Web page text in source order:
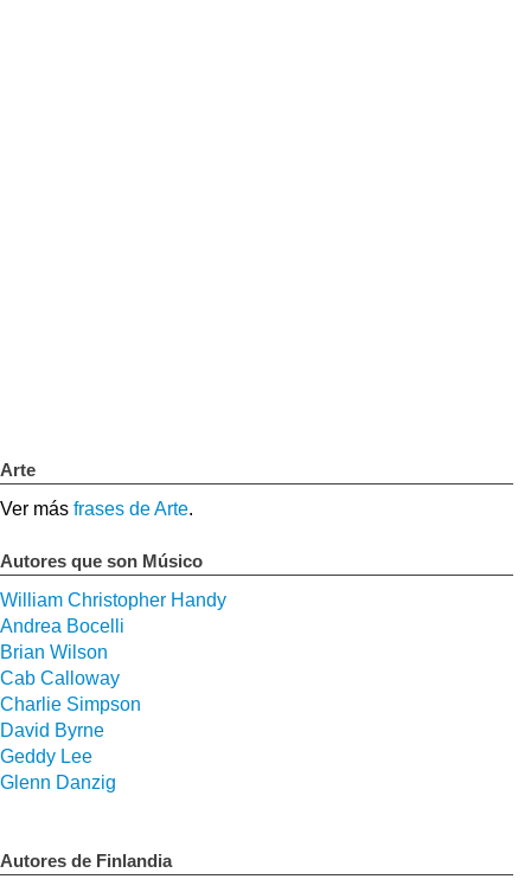
Arte
Ver más frases de Arte.
Autores que son Músico
William Christopher Handy
Andrea Bocelli
Brian Wilson
Cab Calloway
Charlie Simpson
David Byrne
Geddy Lee
Glenn Danzig
Autores de Finlandia